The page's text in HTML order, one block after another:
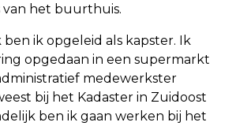
van het buurthuis.
ik opgeleid als kapster. Ik
opgedaan in een supermarkt
medewerkster
bij het Kadaster in Zuidoost
ben ik gaan werken bij het